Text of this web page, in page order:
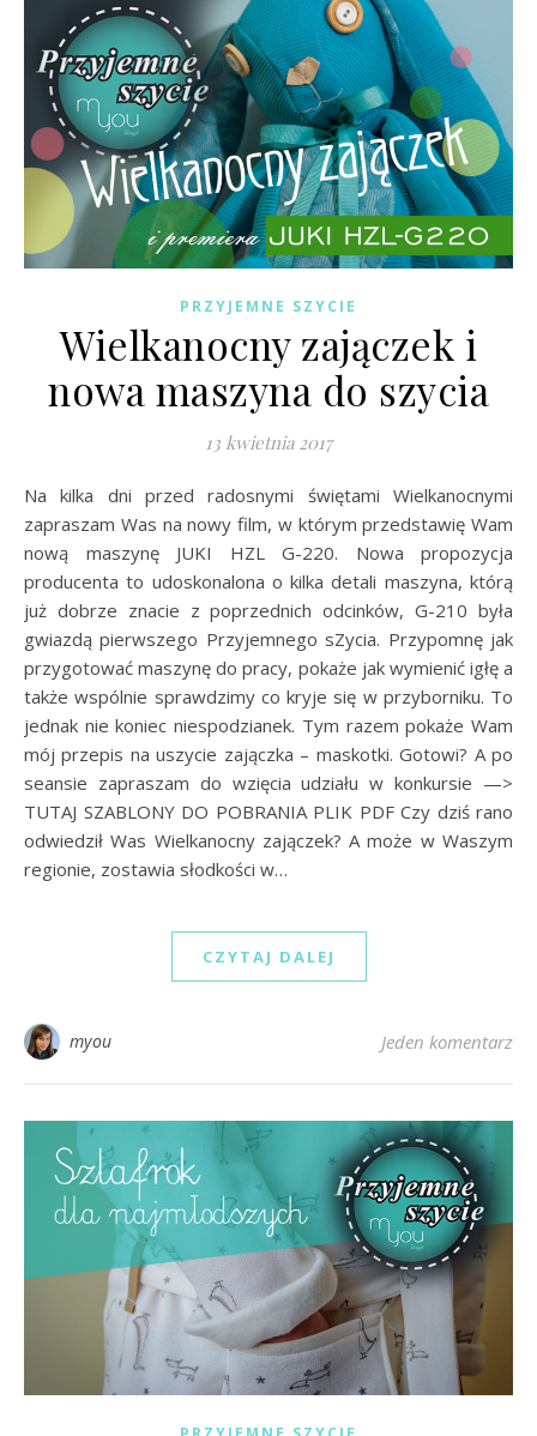
PRZYJEMNE SZYCIE
Wielkanocny zajączek i
nowa maszyna do szycia
13 kwietnia 2017
Na kilka dni przed radosnymi świętami Wielkanocnymi
zapraszam Was na nowy film, w którym przedstawię Wam
nową maszynę JUKI HZL G-220. Nowa propozycja
producenta to udoskonalona o kilka detali maszyna, którą
już dobrze znacie z poprzednich odcinków, G-210 była
gwiazdą pierwszego Przyjemnego sZycia. Przypomnę jak
przygotować maszynę do pracy, pokaże jak wymienić igłę a
także wspólnie sprawdzimy co kryje się w przyborniku. To
jednak nie koniec niespodzianek. Tym razem pokaże Wam
mój przepis na uszycie zajączka – maskotki. Gotowi? A po
seansie zapraszam do wzięcia udziału w konkursie —>
TUTAJ SZABLONY DO POBRANIA PLIK PDF Czy dziś rano
odwiedził Was Wielkanocny zajączek? A może w Waszym
regionie, zostawia słodkości w…
CZYTAJ DALEJ
myou Jeden komentarz